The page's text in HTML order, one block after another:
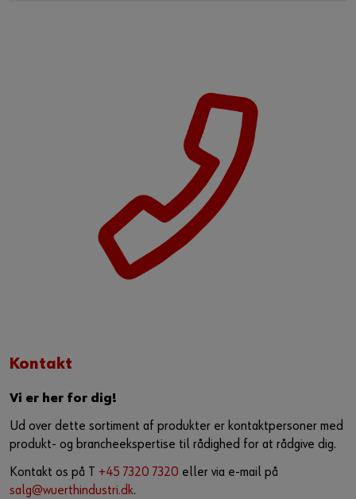
Kontakt
Vi er her for dig!
Ud over dette sortiment af produkter er kontaktpersoner med
produkt- og brancheekspertise til rådighed for at rådgive dig.
Kontakt os på T +45 7320 7320 eller via e-mail på
salg@wuerthindustri.dk.